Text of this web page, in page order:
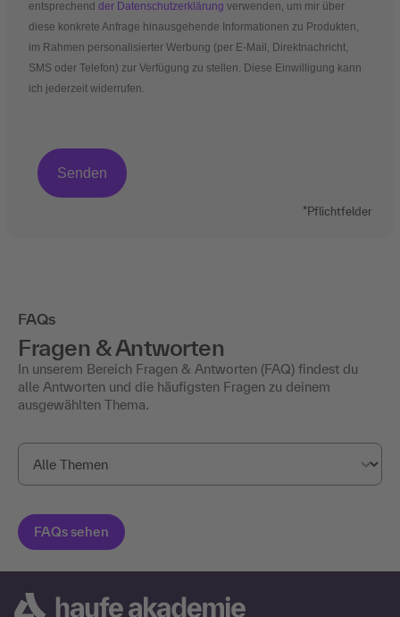
entsprechend der Datenschutzerklärung verwenden, um mir über
diese konkrete Anfrage hinausgehende Informationen zu Produkten,
im Rahmen personalisierter Werbung (per E-Mail, Direktnachricht,
SMS oder Telefon) zur Verfügung zu stellen. Diese Einwilligung kann
ich jederzeit widerrufen.
*Pflichtfelder
FAQs
Fragen & Antworten
In unserem Bereich Fragen & Antworten (FAQ) findest du
alle Antworten und die häufigsten Fragen zu deinem
ausgewählten Thema.